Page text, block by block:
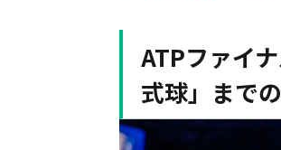
ATPファイ
式球」まで